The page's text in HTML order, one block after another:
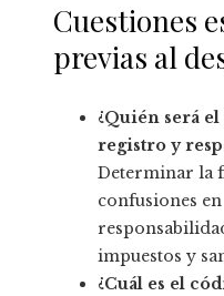
Cuestiones
previas al
¿Quién será
registro y
Determinar la
confusiones en
impuestos y
¿Cuál es el